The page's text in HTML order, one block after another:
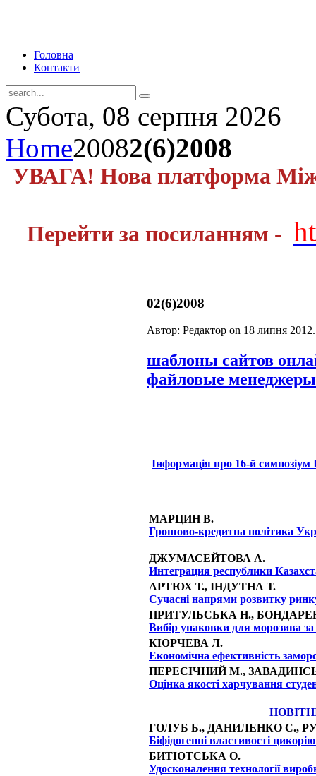
Головна
Контакти
Субота, 08 серпня 2026
Home20082(6)2008
УВАГА! Нова платформа
Перейти за посиланням -
02(6)2008
Автор: Редактор on 18 липня 2012
шаблоны сайтов
файловые
Інформація про 16-й
МАРЦИН В.
Грошово-кредитна політика
ДЖУМАСЕЙТОВА А.
Интеграция республики
АРТЮХ Т., ІНДУТНА Т.
Сучасні напрями розвитку
ПРИТУЛЬСЬКА Н.,
Вибір упаковки для морозива
КЮРЧЕВА Л.
Економічна ефективність
ПЕРЕСІЧНИЙ М.,
Оцінка якості харчування
ГОЛУБ Б., ДАНИЛЕНКО С.,
Біфідогенні властивості
БИТЮТСЬКА О.
Удосконалення технології